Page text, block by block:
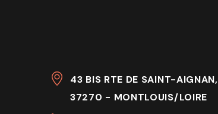
43 BIS RTE DE SAINT-AIGNAN,
37270 - MONTLOUIS/LOIRE